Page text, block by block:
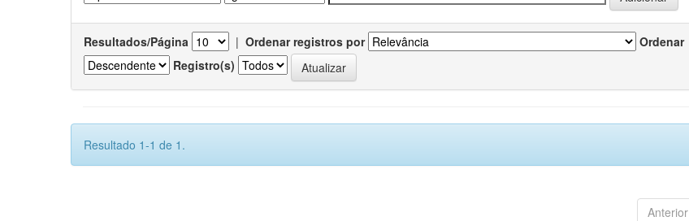
Resultados/Página | Ordenar registros por
Ordenar
Registro(s)
Resultado 1-1 de 1.
Anterior